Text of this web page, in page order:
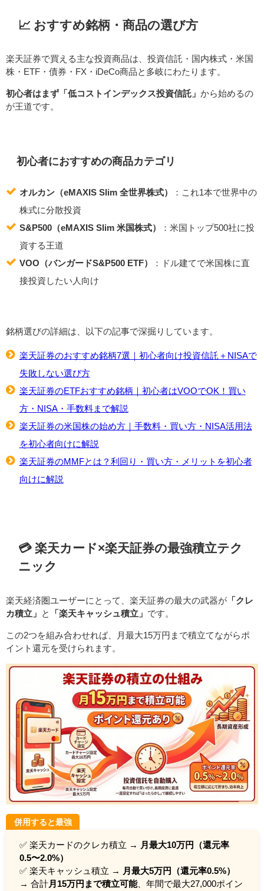
📈 おすすめ銘柄・商品の選び方
楽天証券で買える主な投資商品は、投資信託・国内株式・米国
株・ETF・債券・FX・iDeCo商品と多岐にわたります。
初心者はまず「低コストインデックス投資信託」 から始めるの
が王道です。
初心者におすすめの商品カテゴリ
オルカン（eMAXIS Slim 全世界株式）
：これ1本で世界中の
株式に分散投資
S&P500（eMAXIS Slim 米国株式）
：米国トップ500社に投
資する王道
VOO（バンガードS&P500 ETF）
：ドル建てで米国株に直
接投資したい人向け
銘柄選びの詳細は、以下の記事で深掘りしています。
楽天証券のおすすめ銘柄7選｜初心者向け投資信託＋NISAで
失敗しない選び方
楽天証券のETFおすすめ銘柄｜初心者はVOOでOK！買い
方・NISA・手数料まで解説
楽天証券の米国株の始め方｜手数料・買い方・NISA活用法
を初心者向けに解説
楽天証券のMMFとは？利回り・買い方・メリットを初心者
向けに解説
💳 楽天カード×楽天証券の最強積立テク
ニック
楽天経済圏ユーザーにとって、楽天証券の最大の武器が 「クレ
カ積立」
と 「楽天キャッシュ積立」 です。
この2つを組み合わせれば、月最大15万円まで積立てながらポ
イント還元を受けられます。
併用すると最強
✅ 楽天カードのクレカ積立 →
月最大10万円（還元率
0.5〜2.0%）
✅ 楽天キャッシュ積立 →
月最大5万円（還元率0.5%）
→ 合計月15万円まで積立可能、年間で最大27,000ポイン